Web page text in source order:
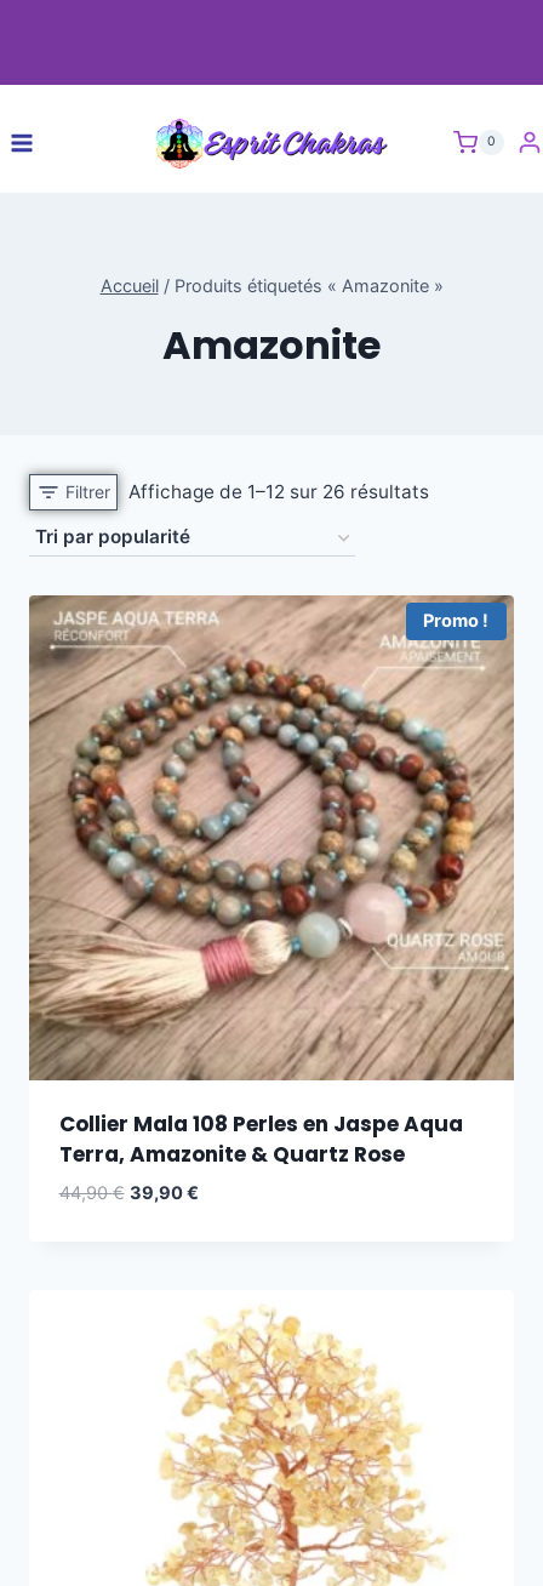
0
Accueil/ Produits étiquetés « Amazonite »
Amazonite
Filtrer Affichage de 1–12 sur 26 résultats
Promo !
Collier Mala 108 Perles en Jaspe Aqua
Terra, Amazonite & Quartz Rose
44,90€ 39,90€